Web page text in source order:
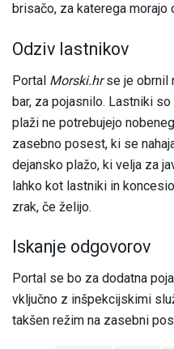
brisačo, za katerega
Odziv lastnikov
Portal Morski.hrse je obrnil
bar, za pojasnilo. Lastniki
plaži ne potrebujejo
zasebno posest, ki se
dejansko plažo, ki velja za
lahko kot lastniki in
zrak, če želijo.
Iskanje odgovorov
Portal se bo za dodatna
vključno z inšpekcijskimi
takšen režim na zasebni